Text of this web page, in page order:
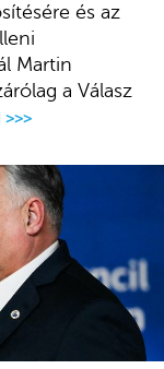
és az
Martin
a Válasz
>>>